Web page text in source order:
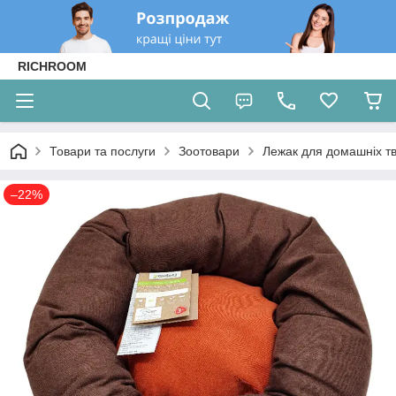
RICHROOM
Товари та послуги Зоотовари Лежак для домашніх
–22%